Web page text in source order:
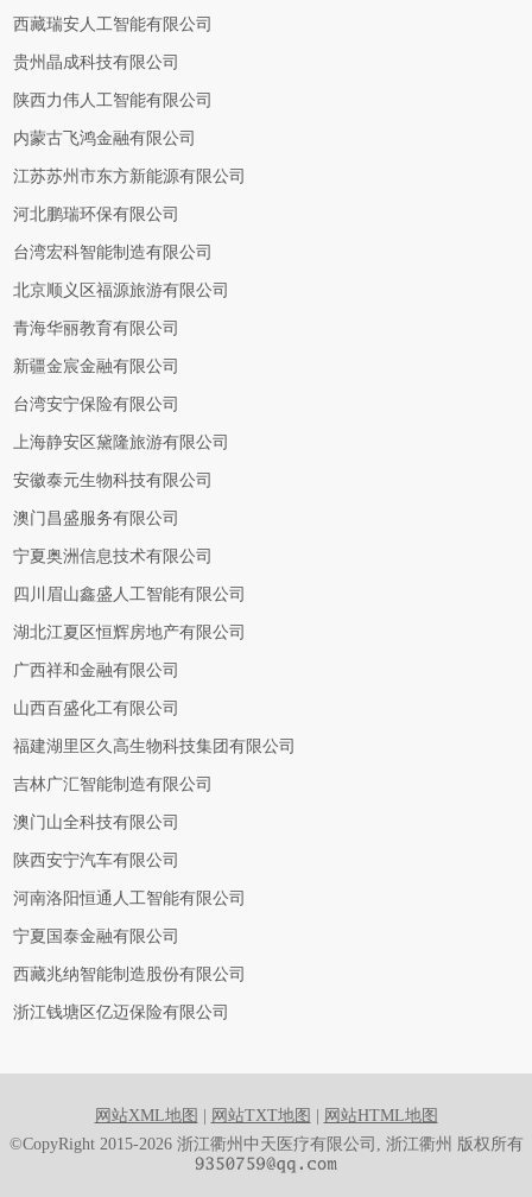
西藏瑞安人工智能有限公司
贵州晶成科技有限公司
陕西力伟人工智能有限公司
内蒙古飞鸿金融有限公司
江苏苏州市东方新能源有限公司
河北鹏瑞环保有限公司
台湾宏科智能制造有限公司
北京顺义区福源旅游有限公司
青海华丽教育有限公司
新疆金宸金融有限公司
台湾安宁保险有限公司
上海静安区黛隆旅游有限公司
安徽泰元生物科技有限公司
澳门昌盛服务有限公司
宁夏奥洲信息技术有限公司
四川眉山鑫盛人工智能有限公司
湖北江夏区恒辉房地产有限公司
广西祥和金融有限公司
山西百盛化工有限公司
福建湖里区久高生物科技集团有限公司
吉林广汇智能制造有限公司
澳门山全科技有限公司
陕西安宁汽车有限公司
河南洛阳恒通人工智能有限公司
宁夏国泰金融有限公司
西藏兆纳智能制造股份有限公司
浙江钱塘区亿迈保险有限公司
网站XML地图 网站TXT地图
网站HTML地图
©CopyRight 2015-2026 浙江衢州中天医疗有限公司, 浙江衢州 版权所有